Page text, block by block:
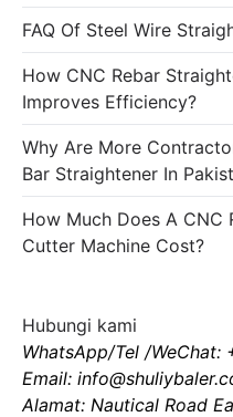
FAQ Of Steel Wire
How CNC Rebar
Improves Efficiency?
Why Are More
Bar Straightener In
How Much Does A CNC
Cutter Machine Cost?
Hubungi kami
WhatsApp/Tel /WeChat:
Email:
Alamat: Nautical Road